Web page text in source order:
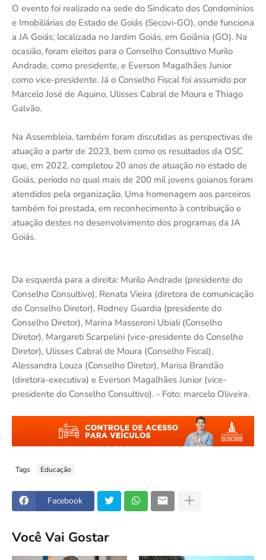
O evento foi realizado na sede do Sindicato dos Condomínios
e Imobiliárias do Estado de Goiás (Secovi-GO), onde funciona
a JA Goiás, localizada no Jardim Goiás, em Goiânia (GO). Na
ocasião, foram eleitos para o Conselho Consultivo Murilo
Andrade, como presidente, e Everson Magalhães Junior
como vice-presidente. Já o Conselho Fiscal foi assumido por
Marcelo José de Aquino, Ulisses Cabral de Moura e Thiago
Galvão.
Na Assembleia, também foram discutidas as perspectivas de
atuação a partir de 2023, bem como os resultados da OSC
que, em 2022, completou 20 anos de atuação no estado de
Goiás, período no qual mais de 200 mil jovens goianos foram
atendidos pela organização. Uma homenagem aos parceiros
também foi prestada, em reconhecimento à contribuição e
atuação destes no desenvolvimento dos programas da JA
Goiás.
Da esquerda para a direita: Murilo Andrade (presidente do
Conselho Consultivo), Renata Vieira (diretora de comunicação
do Conselho Diretor), Rodney Guardia (presidente do
Conselho Diretor), Marina Masseroni Ubiali (Conselho
Diretor), Margareti Scarpelini (vice-presidente do Conselho
Diretor), Ulisses Cabral de Moura (Conselho Fiscal),
Alessandra Louza (Conselho Diretor), Marisa Brandão
(diretora-executiva) e Everson Magalhães Junior (vice-
presidente do Conselho Consultivo). - Foto: marcelo Oliveira.
Tags Educação
Facebook
Você Vai Gostar